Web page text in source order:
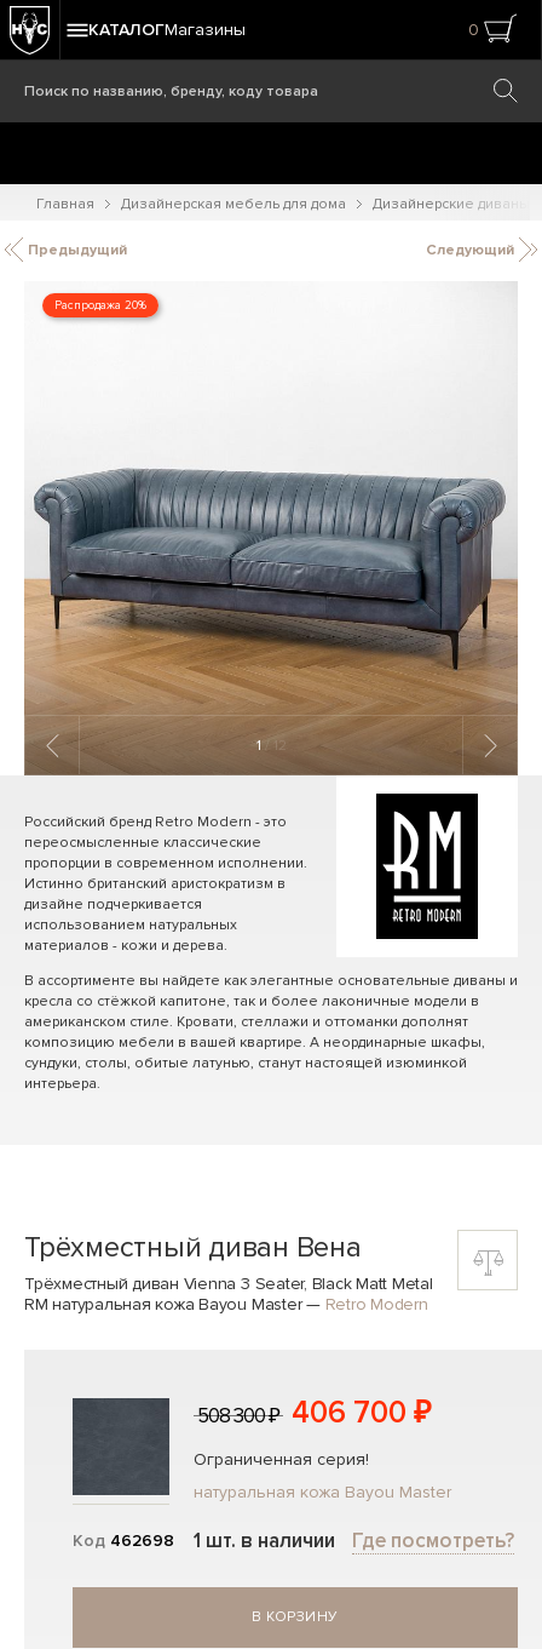
КАТАЛОГМагазины 0
Главная Дизайнерская мебель для дома Дизайнерские диваны
Предыдущий Следующий
Распродажа 20%
1 / 12
Российский бренд Retro Modern - это
переосмысленные классические
пропорции в современном исполнении.
Истинно британский аристократизм в
дизайне подчеркивается
использованием натуральных
материалов - кожи и дерева.
В ассортименте вы найдете как элегантные основательные диваны и
кресла со стёжкой капитоне, так и более лаконичные модели в
американском стиле. Кровати, стеллажи и оттоманки дополнят
композицию мебели в вашей квартире. А неординарные шкафы,
сундуки, столы, обитые латунью, станут настоящей изюминкой
интерьера.
Трёхместный диван Вена
Трёхместный диван Vienna 3 Seater, Black Matt Metal
RM натуральная кожа Bayou Master— Retro Modern
Код 462698
508 300 ₽ 406 700 ₽
Ограниченная серия!
натуральная кожа Bayou Master
1 шт. в наличии Где посмотреть?
В КОРЗИНУ